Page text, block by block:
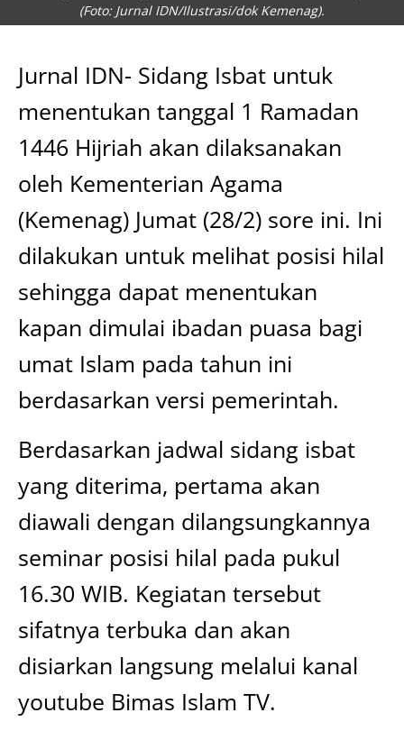
(Foto: Jurnal IDN/Ilustrasi/dok Kemenag).
Jurnal IDN- Sidang Isbat untuk
menentukan tanggal 1 Ramadan
1446 Hijriah akan dilaksanakan
oleh Kementerian Agama
(Kemenag) Jumat (28/2) sore ini. Ini
dilakukan untuk melihat posisi hilal
sehingga dapat menentukan
kapan dimulai ibadan puasa bagi
umat Islam pada tahun ini
berdasarkan versi pemerintah.
Berdasarkan jadwal sidang isbat
yang diterima, pertama akan
diawali dengan dilangsungkannya
seminar posisi hilal pada pukul
16.30 WIB. Kegiatan tersebut
sifatnya terbuka dan akan
disiarkan langsung melalui kanal
youtube Bimas Islam TV.